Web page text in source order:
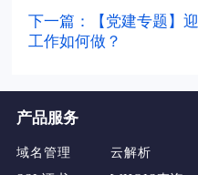
下一篇：【党建专题】
工作如何做？
产品服务
域名管理 云解析